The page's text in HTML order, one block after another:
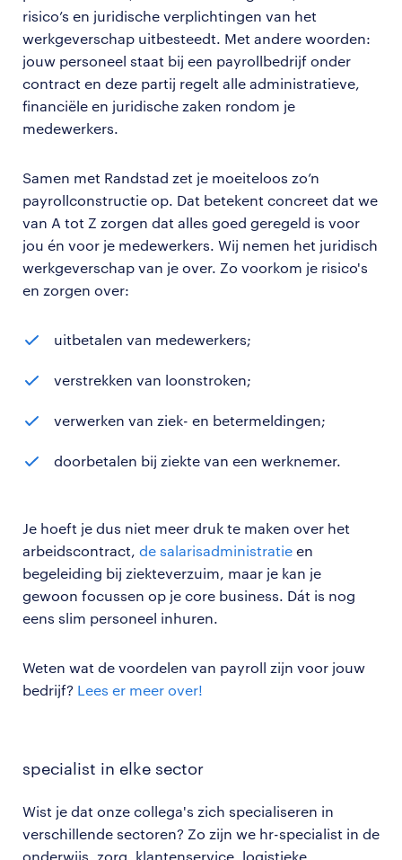
risico’s en juridische verplichtingen van het
werkgeverschap uitbesteedt. Met andere woorden:
jouw personeel staat bij een payrollbedrijf onder
contract en deze partij regelt alle administratieve,
financiële en juridische zaken rondom je
medewerkers.
Samen met Randstad zet je moeiteloos zo’n
payrollconstructie op. Dat betekent concreet dat we
van A tot Z zorgen dat alles goed geregeld is voor
jou én voor je medewerkers. Wij nemen het juridisch
werkgeverschap van je over. Zo voorkom je risico's
en zorgen over:
uitbetalen van medewerkers;
verstrekken van loonstroken;
verwerken van ziek- en betermeldingen;
doorbetalen bij ziekte van een werknemer.
Je hoeft je dus niet meer druk te maken over het
arbeidscontract, de salarisadministratie en
begeleiding bij ziekteverzuim, maar je kan je
gewoon focussen op je core business. Dát is nog
eens slim personeel inhuren.
Weten wat de voordelen van payroll zijn voor jouw
bedrijf? Lees er meer over!
specialist in elke sector
Wist je dat onze collega's zich specialiseren in
verschillende sectoren? Zo zijn we hr-specialist in de
onderwijs, zorg, klantenservice, logistieke,